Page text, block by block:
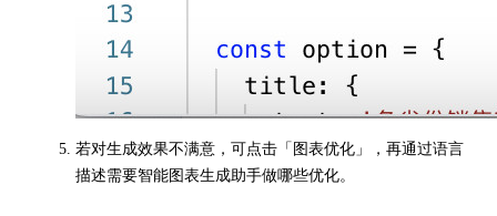
若对生成效果不满意，可点击「图表优化」，再通过语言
描述需要智能图表生成助手做哪些优化。